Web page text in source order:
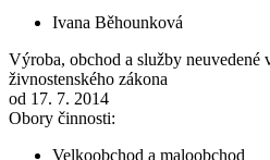
Ivana Běhounková
Výroba, obchod a služby neuvedené
živnostenského zákona
od 17. 7. 2014
Obory činnosti:
Velkoobchod a maloobchod